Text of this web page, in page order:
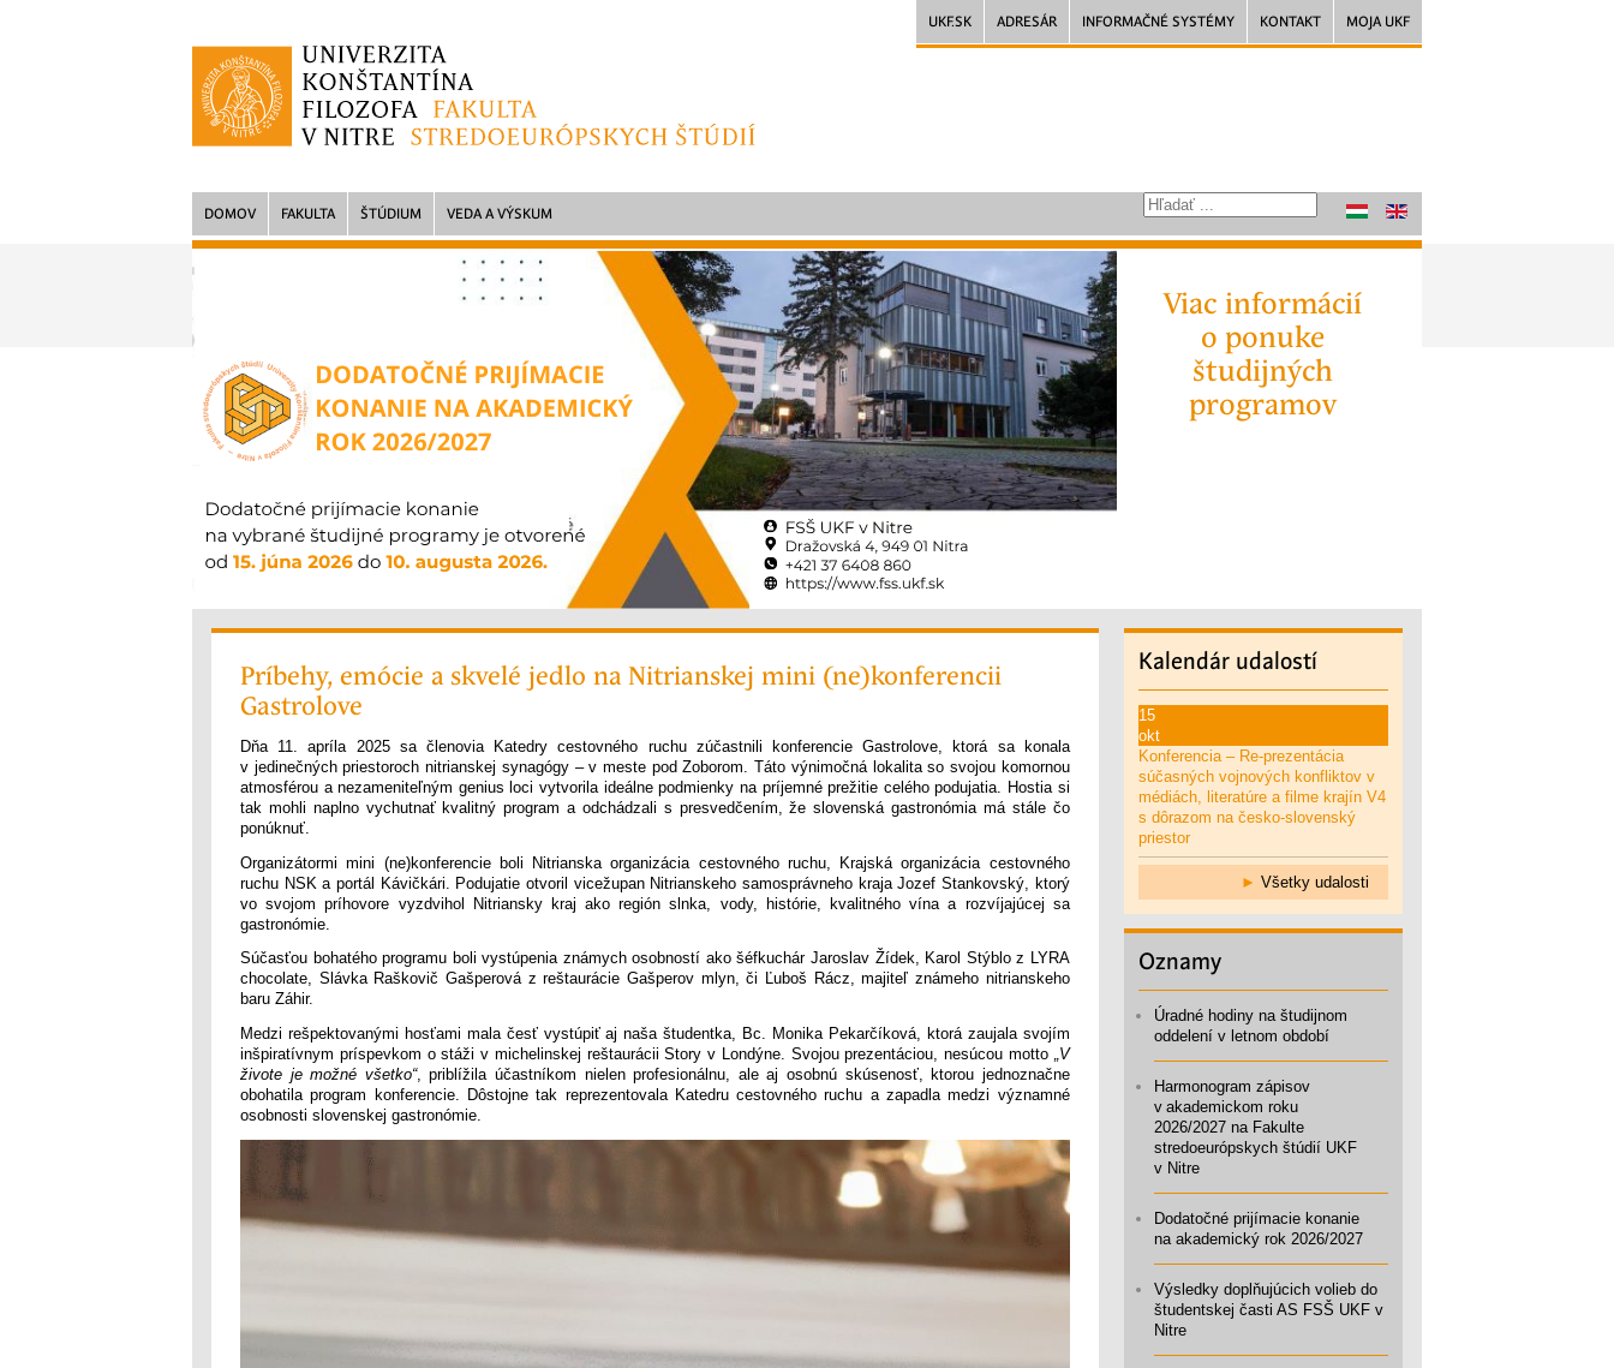
UKF.SK ADRESÁR INFORMAČNÉ SYSTÉMY KONTAKT MOJA UKF
DOMOV FAKULTA ŠTÚDIUM VEDA A VÝSKUM
Viac informácií
o ponuke
študijných
programov
Príbehy, emócie a skvelé jedlo na Nitrianskej mini (ne)konferencii
Gastrolove
Dňa 11. apríla 2025 sa členovia Katedry cestovného ruchu zúčastnili konferencie Gastrolove, ktorá sa konala
v jedinečných priestoroch nitrianskej synagógy – v meste pod Zoborom. Táto výnimočná lokalita so svojou komornou
atmosférou a nezameniteľným genius loci vytvorila ideálne podmienky na príjemné prežitie celého podujatia. Hostia si
tak mohli naplno vychutnať kvalitný program a odchádzali s presvedčením, že slovenská gastronómia má stále čo
ponúknuť.
Organizátormi mini (ne)konferencie boli Nitrianska organizácia cestovného ruchu, Krajská organizácia cestovného
ruchu NSK a portál Kávičkári. Podujatie otvoril vicežupan Nitrianskeho samosprávneho kraja Jozef Stankovský, ktorý
vo svojom príhovore vyzdvihol Nitriansky kraj ako región slnka, vody, histórie, kvalitného vína a rozvíjajúcej sa
gastronómie.
Súčasťou bohatého programu boli vystúpenia známych osobností ako šéfkuchár Jaroslav Žídek, Karol Stýblo z LYRA
chocolate, Slávka Raškovič Gašperová z reštaurácie Gašperov mlyn, či Ľuboš Rácz, majiteľ známeho nitrianskeho
baru Záhir.
Medzi rešpektovanými hosťami mala česť vystúpiť aj naša študentka, Bc. Monika Pekarčíková, ktorá zaujala svojím
inšpiratívnym príspevkom o stáži v michelinskej reštaurácii Story v Londýne. Svojou prezentáciou, nesúcou motto „V
živote je možné všetko“, priblížila účastníkom nielen profesionálnu, ale aj osobnú skúsenosť, ktorou jednoznačne
obohatila program konferencie. Dôstojne tak reprezentovala Katedru cestovného ruchu a zapadla medzi významné
osobnosti slovenskej gastronómie.
Kalendárudalostí
15
okt
Konferencia – Re-prezentácia
súčasných vojnových konfliktov v
médiách, literatúre a filme krajín V4
s dôrazom na česko-slovenský
priestor
► Všetky udalosti
Oznamy
Úradné hodiny na študijnom
oddelení v letnom období
Harmonogram zápisov
v akademickom roku
2026/2027 na Fakulte
stredoeurópskych štúdií UKF
v Nitre
Dodatočné prijímacie konanie
na akademický rok 2026/2027
Výsledky doplňujúcich volieb do
študentskej časti AS FSŠ UKF v
Nitre